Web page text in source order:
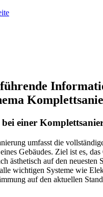
bei einer
umfasst die
Gebäudes. Ziel ist es,
ästhetisch auf den neuesten
wichtigen Systeme wie
auf den aktuellen